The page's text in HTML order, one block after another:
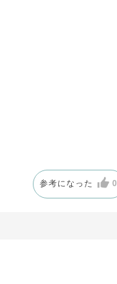
参考になった 0